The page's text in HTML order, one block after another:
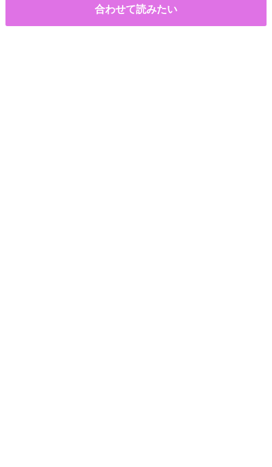
合わせて読みたい